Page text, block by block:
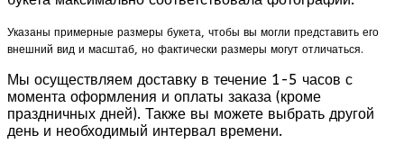
Указаны примерные размеры букета, чтобы вы могли представить его
внешний вид и масштаб, но фактически размеры могут отличаться.
Мы осуществляем доставку в течение 1-5 часов с
момента оформления и оплаты заказа (кроме
праздничных дней). Также вы можете выбрать другой
день и необходимый интервал времени.